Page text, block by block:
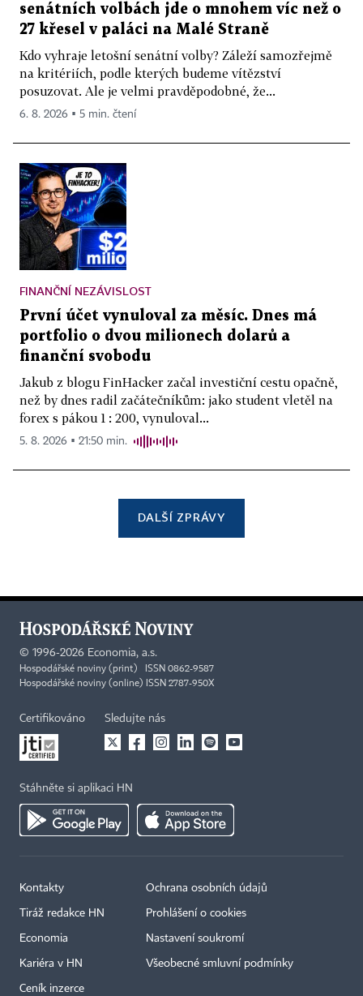
senátních volbách jde o mnohem víc než o
27 křesel v paláci na Malé Straně
Kdo vyhraje letošní senátní volby? Záleží samozřejmě
na kritériích, podle kterých budeme vítězství
posuzovat. Ale je velmi pravděpodobné, že...
6. 8. 2026 ▪ 5 min. čtení
FINANČNÍ NEZÁVISLOST
První účet vynuloval za měsíc. Dnes má
portfolio o dvou milionech dolarů a
finanční svobodu
Jakub z blogu FinHacker začal investiční cestu opačně,
než by dnes radil začátečníkům: jako student vletěl na
forex s pákou 1 : 200, vynuloval...
5. 8. 2026 ▪ 21:50 min.
DALŠÍ ZPRÁVY
© 1996-2026 Economia, a.s.
Hospodářské noviny (print) ISSN 0862-9587
Hospodářské noviny (online) ISSN 2787-950X
Certifikováno Sledujte nás
Stáhněte si aplikaci HN
Kontakty
Tiráž redakce HN
Economia
Kariéra v HN
Ceník inzerce
Ochrana osobních údajů
Prohlášení o cookies
Nastavení soukromí
Všeobecné smluvní podmínky